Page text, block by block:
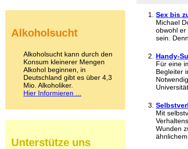
Sex bis
Michael
obwohl er
sein.
Handy-
Für eine
Begleiter
Mit
Wunden
ähnlichem
Kokain
LSD
Marihuana
Medikamente
Meskalin
Metamphetamin
Methadon
Pilze
Alkoholsucht
Alkoholsucht kann durch den
Konsum kleinerer Mengen
Alkohol beginnen, in
Deutschland gibt es über 4,3
Mio. Alkoholiker.
Hier Informieren ...
Unterstütze uns